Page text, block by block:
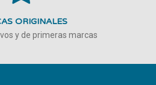
ORIGINALES
y de primeras marcas